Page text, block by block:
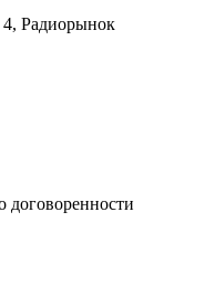
Радиорынок
договоренности